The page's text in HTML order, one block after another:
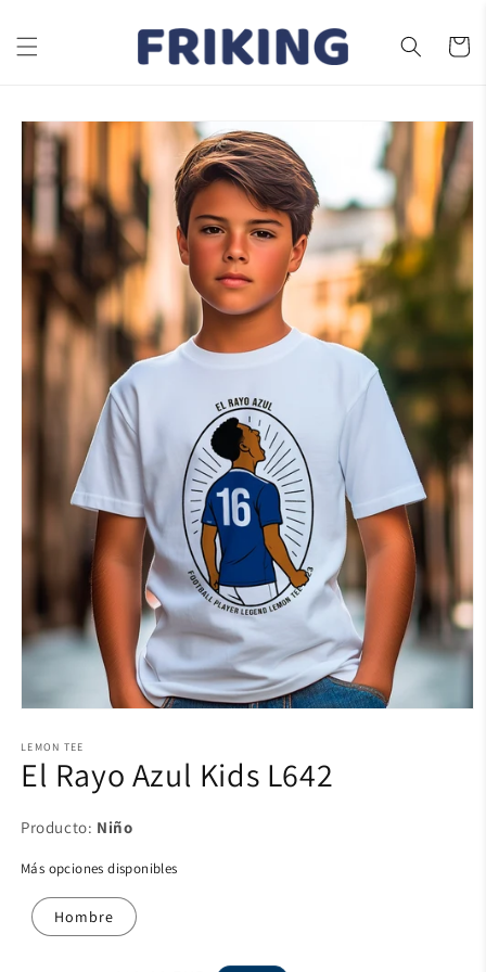
al contenido
Carrito
directamente
a la
del producto
LEMON TEE
El Rayo Azul Kids L642
Producto: Niño
Más opciones disponibles
Hombre